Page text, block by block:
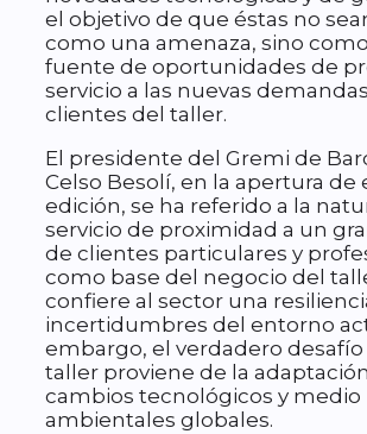
el objetivo de que éstas no
como una amenaza, sino
fuente de oportunidades de
servicio a las nuevas
clientes del taller.
El presidente del Gremi de
Celso Besolí, en la apertura de
edición, se ha referido a la
servicio de proximidad a un
de clientes particulares y
como base del negocio del
confiere al sector una
incertidumbres del entorno
embargo, el verdadero desafío
taller proviene de la
cambios tecnológicos y medio
ambientales globales.